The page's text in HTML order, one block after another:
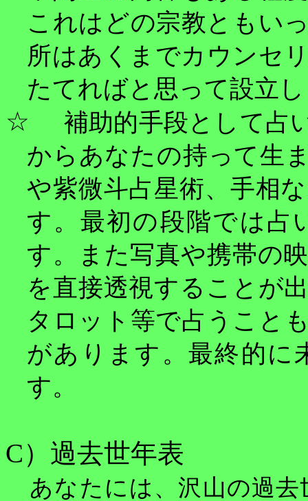
これはどの宗教ともい
所はあくまでカウンセ
たてればと思って設立
☆
補助的手段として占
からあなたの持って生
や紫微斗占星術、手相
す。最初の段階では占
す。また写真や携帯の
を直接透視することが
タロット等で占うこと
があります。最終的に
す。
C）過去世年表
あなたには、沢山の過去